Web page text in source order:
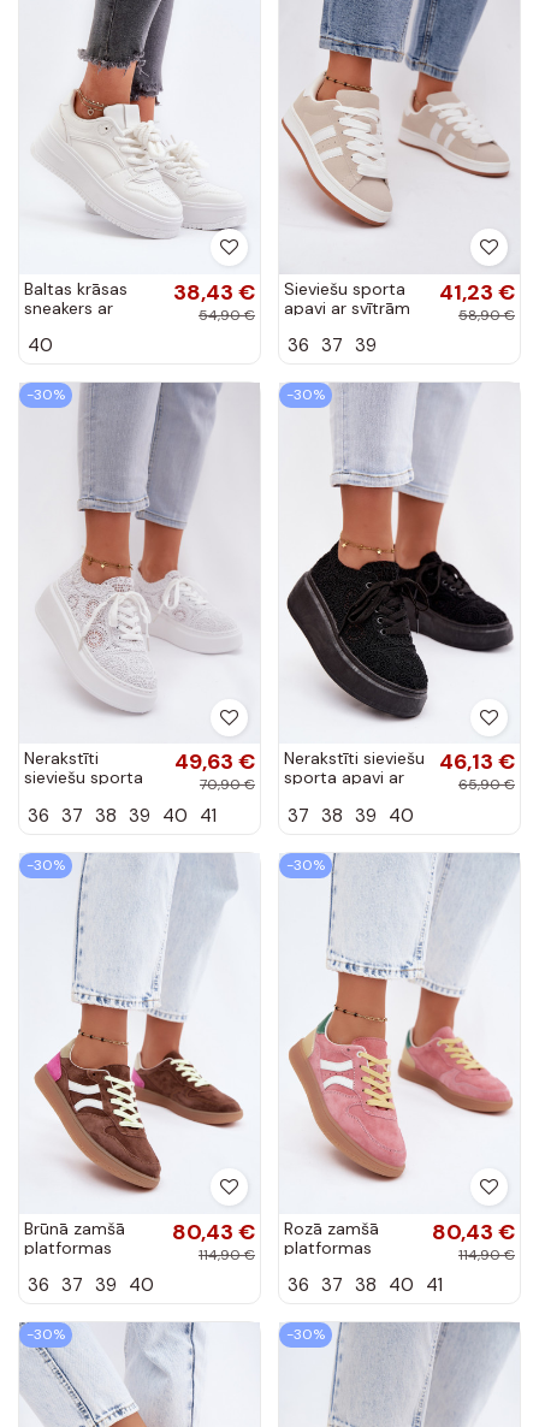
Baltas krāsas
sneakers ar
ādas Vhisper
38,43 €
54,90 €
40
Sieviešu sporta
apavi ar svītrām
Cascade
41,23 €
58,90 €
36 37 39
-30%
Nerakstīti
sieviešu sporta
platformu, baltā
49,63 €
70,90 €
36 37 38 39 40 41
-30%
Nerakstīti sieviešu
sporta apavi ar
krāsā, Evalora
46,13 €
65,90 €
37 38 39 40
-30%
Brūnā zamšā
platformas
Coressa
80,43 €
114,90 €
36 37 39 40
-30%
Rozā zamšā
platformas
Coressa
80,43 €
114,90 €
36 37 38 40 41
-30% -30%